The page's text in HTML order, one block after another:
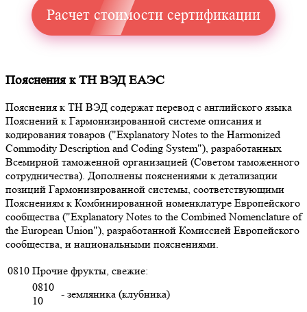
Расчет стоимости сертификации
Пояснения к ТН ВЭД ЕАЭС
Пояснения к ТН ВЭД содержат перевод с английского языка
Пояснений к Гармонизированной системе описания и
кодирования товаров ("Explanatory Notes to the Harmonized
Commodity Description and Coding System"), разработанных
Всемирной таможенной организацией (Советом таможенного
сотрудничества). Дополнены пояснениями к детализации
позиций Гармонизированной системы, соответствующими
Пояснениям к Комбинированной номенклатуре Европейского
сообщества ("Explanatory Notes to the Combined Nomenclature of
the European Union"), разработанной Комиссией Европейского
сообщества, и национальными пояснениями.
0810 Прочие фрукты, свежие:
0810
10
- земляника (клубника)